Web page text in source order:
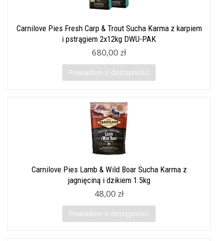
Carnilove Pies Fresh Carp & Trout Sucha Karma z karpiem
i pstrągiem 2x12kg DWU-PAK
680,00 zł
Powiadom o dostępności
Carnilove Pies Lamb & Wild Boar Sucha Karma z
jagnięciną i dzikiem 1.5kg
48,00 zł
Powiadom o dostępności